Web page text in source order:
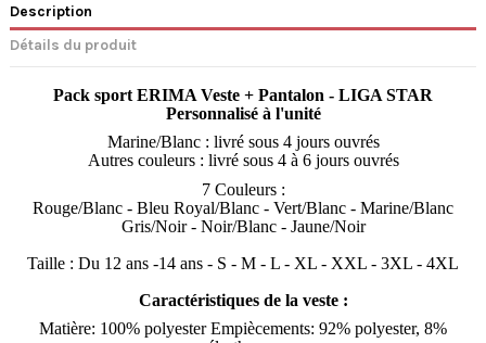
Description
Détails du produit
Pack sport ERIMA Veste + Pantalon - LIGA STAR
Personnalisé à l'unité
Marine/Blanc : livré sous 4 jours ouvrés
Autres couleurs : livré sous 4 à 6 jours ouvrés
7 Couleurs :
Rouge/Blanc - Bleu Royal/Blanc - Vert/Blanc - Marine/Blanc
Gris/Noir - Noir/Blanc - Jaune/Noir
Taille : Du 12 ans -14 ans - S - M - L - XL - XXL - 3XL - 4XL
Caractéristiques de la veste :
Matière: 100% polyester Empiècements: 92% polyester, 8%